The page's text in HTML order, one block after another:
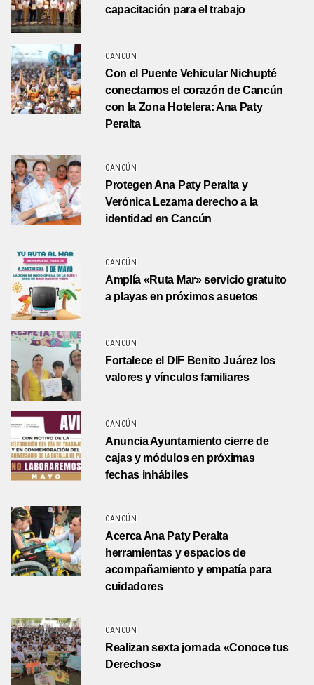
capacitación para el trabajo
CANCÚN
Con el Puente Vehicular Nichupté
conectamos el corazón de Cancún
con la Zona Hotelera: Ana Paty
Peralta
CANCÚN
Protegen Ana Paty Peralta y
Verónica Lezama derecho a la
identidad en Cancún
CANCÚN
Amplía «Ruta Mar» servicio gratuito
a playas en próximos asuetos
CANCÚN
Fortalece el DIF Benito Juárez los
valores y vínculos familiares
CANCÚN
Anuncia Ayuntamiento cierre de
cajas y módulos en próximas
fechas inhábiles
CANCÚN
Acerca Ana Paty Peralta
herramientas y espacios de
acompañamiento y empatía para
cuidadores
CANCÚN
Realizan sexta jornada «Conoce tus
Derechos»